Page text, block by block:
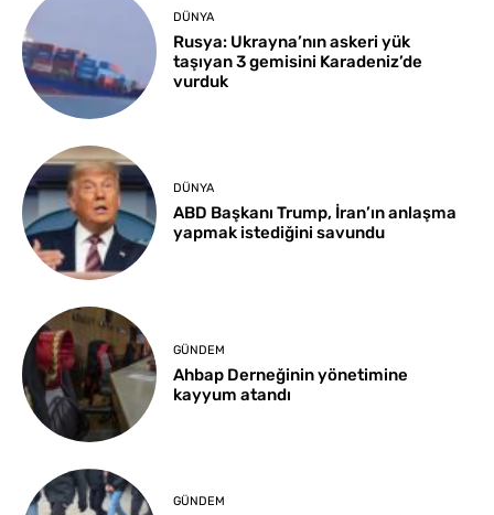
DÜNYA
Rusya: Ukrayna’nın askeri yük
taşıyan 3 gemisini Karadeniz’de
vurduk
DÜNYA
ABD Başkanı Trump, İran’ın anlaşma
yapmak istediğini savundu
GÜNDEM
Ahbap Derneğinin yönetimine
kayyum atandı
GÜNDEM